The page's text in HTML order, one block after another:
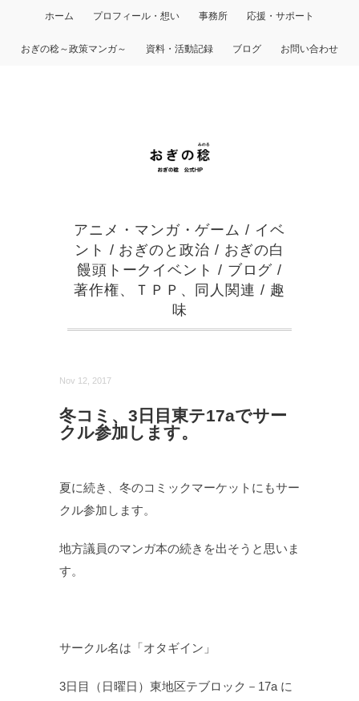
ホーム プロフィール・想い 事務所 応援・サポート
おぎの稔～政策マンガ～ 資料・活動記録 ブログ お問い合わせ
アニメ・マンガ・ゲーム / イベ
ント / おぎのと政治 / おぎの白
饅頭トークイベント / ブログ /
著作権、ＴＰＰ、同人関連 / 趣
味
Nov 12, 2017
冬コミ、3日目東テ17aでサー
クル参加します。
夏に続き、冬のコミックマーケットにもサー
クル参加します。
地方議員のマンガ本の続きを出そうと思いま
す。
サークル名は「オタギイン」
3日目（日曜日）東地区テブロック－17a に